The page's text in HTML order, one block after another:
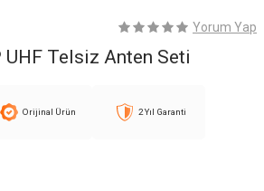
Yorum Yap
UHF Telsiz Anten Seti
Orijinal Ürün 2 Yıl Garanti